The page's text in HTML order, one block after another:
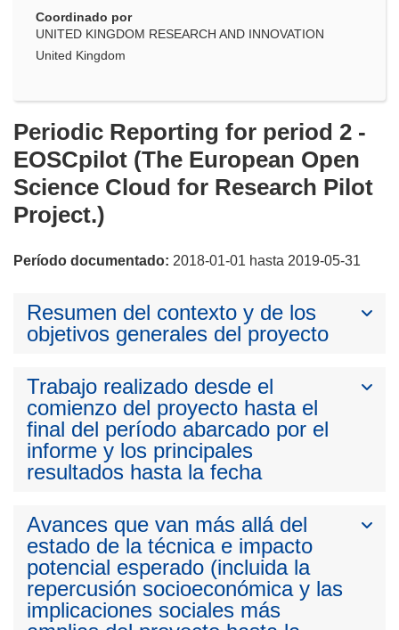
Coordinado por
UNITED KINGDOM RESEARCH AND INNOVATION
United Kingdom
Periodic Reporting for period 2 -
EOSCpilot (The European Open
Science Cloud for Research Pilot
Project.)
Período documentado: 2018-01-01 hasta 2019-05-31
Resumen del contexto y de los
objetivos generales del proyecto
Trabajo realizado desde el
comienzo del proyecto hasta el
final del período abarcado por el
informe y los principales
resultados hasta la fecha
Avances que van más allá del
estado de la técnica e impacto
potencial esperado (incluida la
repercusión socioeconómica y las
implicaciones sociales más